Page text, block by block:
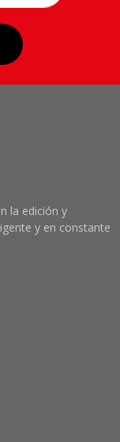
la edición y
y en constante